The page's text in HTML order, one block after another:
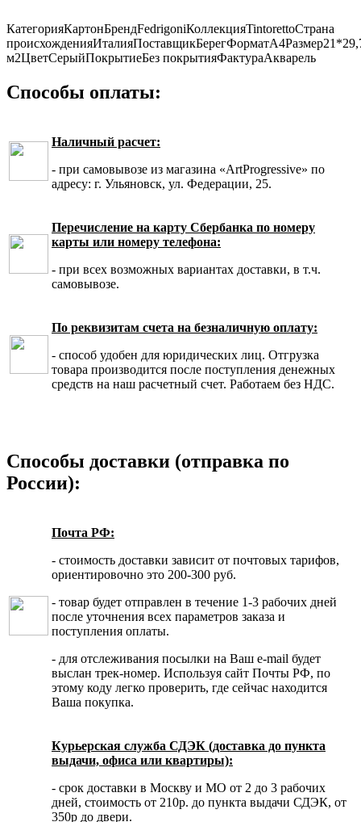
КатегорияКартонБрендFedrigoniКоллекцияTintorettoСтрана
происхожденияИталияПоставщикБерегФорматА4Размер
м2ЦветСерыйПокрытиеБез покрытияФактураАкварель
Способы оплаты:
Наличный расчет:
- при самовывозе из магазина «ArtProgressive» по
адресу: г. Ульяновск, ул. Федерации, 25.
Перечисление на карту Сбербанка по номеру
карты или номеру телефона:
- при всех возможных вариантах доставки, в т.ч.
самовывозе.
По реквизитам счета на безналичную оплату:
- способ удобен для юридических лиц. Отгрузка
товара производится после поступления денежных
средств на наш расчетный счет. Работаем без НДС.
Способы доставки (отправка по
России):
Почта РФ:
- стоимость доставки зависит от почтовых тарифов,
ориентировочно это 200-300 руб.
- товар будет отправлен в течение 1-3 рабочих дней
после уточнения всех параметров заказа и
поступления оплаты.
- для отслеживания посылки на Ваш e-mail будет
выслан трек-номер. Используя сайт Почты РФ, по
этому коду легко проверить, где сейчас находится
Ваша покупка.
Курьерская служба СДЭК (доставка до пункта
выдачи, офиса или квартиры):
- срок доставки в Москву и МО от 2 до 3 рабочих
дней, стоимость от 210р. до пункта выдачи СДЭК, от
350р до двери.